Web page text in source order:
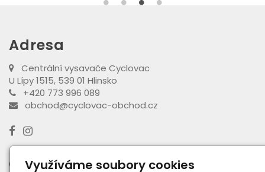
Adresa
Centrální vysavače Cyclovac
U Lípy 1515, 539 01 Hlinsko
+420 773 996 089
obchod@cyclovac-obchod.cz
Otevírací doba výdejny
Využíváme soubory cookies